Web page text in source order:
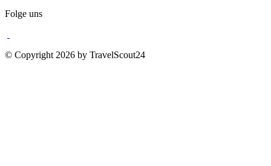
Folge uns
© Copyright 2026 by TravelScout24